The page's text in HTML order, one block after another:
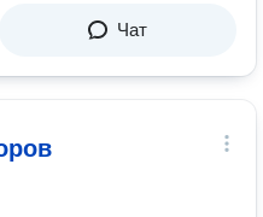
Чат